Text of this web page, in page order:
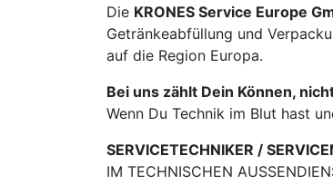
Die KRONES Service Europe
Getränke­abfüllung und
auf die Region Europa.
Bei uns zählt Dein Können,
Wenn Du Technik im Blut hast
SERVICETECHNIKER /
IM TECHNISCHEN